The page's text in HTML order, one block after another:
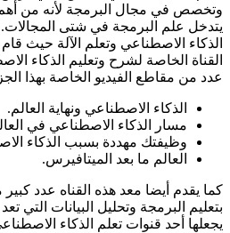
وتخصص في مجال البرمجة لأنه من أهم
يتدخل علم البرمجة في شتى المجالات.
الذكاء الاصطناعي وتعلم الآلة حيث
القناة الخاصة لشرح وتعليم الذكاء
عدد من مقاطع الفيديو الخاصة بهذا
الذكاء الاصطناعي ونهاية العالم.
مسار الذكاء الاصطناعي في
وظيفتك مهددة بسبب الذكاء
العالم ما بعد الميتافيرس.
كما يقدم أيضا معد هذه القناه عدد
يجعلها أحد قنوات تعلم الذكاء